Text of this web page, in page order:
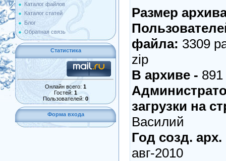
Каталог файлов
Каталог статей
Блог
Обратная связь
Статистика
Онлайн всего: 1
Гостей: 1
Пользователей: 0
Форма входа
Размер
файла: 3309
zip
В архиве - 891
загрузки на
Василий
Год созд.
авг-2010